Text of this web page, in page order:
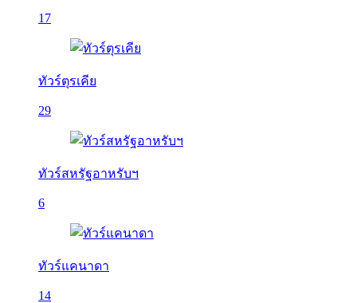
17
ทัวร์ตุรเคีย
29
ทัวร์สหรัฐอาหรับฯ
6
ทัวร์แคนาดา
14